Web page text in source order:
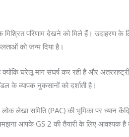
परिणाम देखने को मिले हैं। उदाहरण
को जन्म दिया है।
घरेलू मांग संघर्ष कर रही है और
के व्यापक नुकसानों को दर्शाती है।
समिति (PAC) की भूमिका पर ध्यान
आपके GS 2 की तैयारी के लिए आवश्यक है